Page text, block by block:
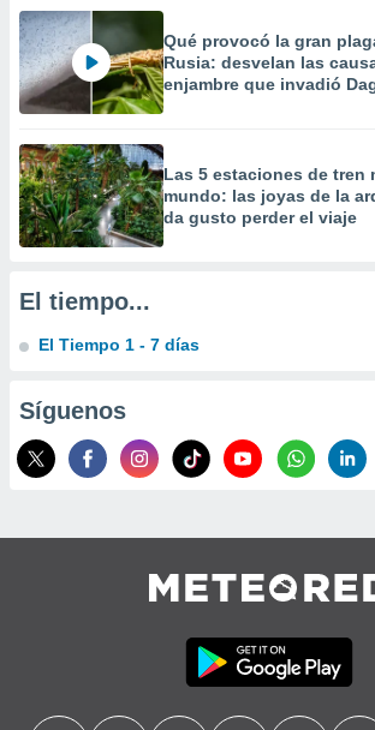
de
de
uso de
con el
e
mediante
publicidad
1199
Qué provocó la gran
Rusia: desvelan las
enjambre que invadió
Las 5 estaciones de tren
mundo: las joyas de la
da gusto perder el viaje
El tiempo...
El Tiempo 1 - 7 días
Síguenos